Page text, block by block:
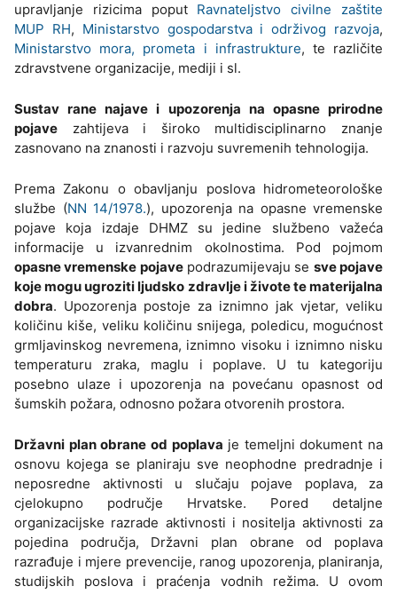
upravljanje rizicima poput Ravnateljstvo civilne zaštite
MUP RH, Ministarstvo gospodarstva i održivog razvoja,
Ministarstvo mora, prometa i infrastrukture, te različite
zdravstvene organizacije, mediji i sl.
Sustav rane najave i upozorenja na opasne prirodne
pojave zahtijeva i široko multidisciplinarno znanje
zasnovano na znanosti i razvoju suvremenih tehnologija.
Prema Zakonu o obavljanju poslova hidrometeorološke
službe (NN 14/1978.), upozorenja na opasne vremenske
pojave koja izdaje DHMZ su jedine službeno važeća
informacije u izvanrednim okolnostima. Pod pojmom
opasne vremenske pojavepodrazumijevaju se sve pojave
koje mogu ugroziti ljudsko zdravlje i živote te materijalna
dobra. Upozorenja postoje za iznimno jak vjetar, veliku
količinu kiše, veliku količinu snijega, poledicu, mogućnost
grmljavinskog nevremena, iznimno visoku i iznimno nisku
temperaturu zraka, maglu i poplave. U tu kategoriju
posebno ulaze i upozorenja na povećanu opasnost od
šumskih požara, odnosno požara otvorenih prostora.
Državni plan obrane od poplava je temeljni dokument na
osnovu kojega se planiraju sve neophodne predradnje i
neposredne aktivnosti u slučaju pojave poplava, za
cjelokupno područje Hrvatske. Pored detaljne
organizacijske razrade aktivnosti i nositelja aktivnosti za
pojedina područja, Državni plan obrane od poplava
razrađuje i mjere prevencije, ranog upozorenja, planiranja,
studijskih poslova i praćenja vodnih režima. U ovom